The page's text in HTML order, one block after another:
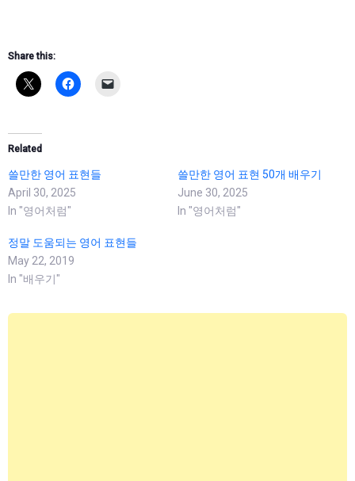
Share this:
Related
쓸만한 영어 표현들
April 30, 2025
In "영어처럼"
쓸만한 영어 표현 50개 배우기
June 30, 2025
In "영어처럼"
정말 도움되는 영어 표현들
May 22, 2019
In "배우기"